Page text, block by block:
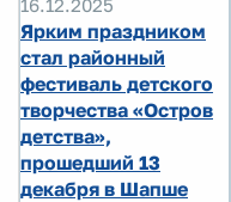
16.12.2025
Ярким праздником
стал районный
фестиваль детского
творчества «Остров
детства»,
прошедший 13
декабря в Шапше